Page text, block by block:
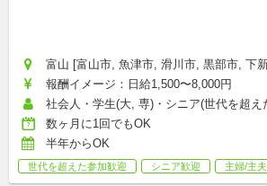
富山 [富山市, 魚津市, 滑川市, 黒部市, 下
報酬イメージ：日給1,500〜8,000円
社会人・学生(大, 専)・シニア(世代を超え
数ヶ月に1回でもOK
半年からOK
世代を超えた参加歓迎 シニア歓迎 主婦/主